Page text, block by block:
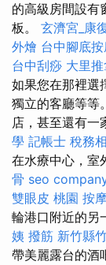
的高級房間設有
板。 玄濟宮_康
外燴 台中腳底
台中刮痧 大里
如果您在那裡選
獨立的客廳等等
店，甚至還有一
學 記帳士 稅務
在水療中心，室
骨 seo
雙眼皮 桃園 按
輪港口附近的另
姨 撥筋 新竹縣
帶美麗露台的酒